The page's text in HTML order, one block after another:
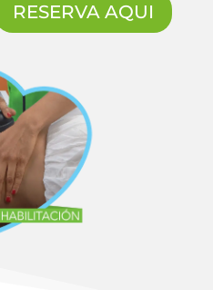
RESERVA AQUI